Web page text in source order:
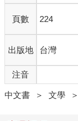
頁數 224
出版地 台灣
注音
中文書 ＞ 文學 ＞